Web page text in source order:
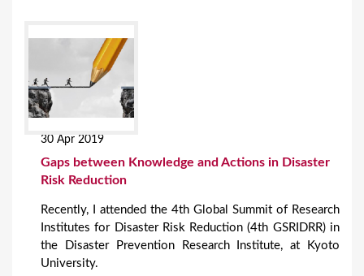
30 Apr 2019
Gaps between Knowledge and Actions in Disaster
Risk Reduction
Recently, I attended the 4th Global Summit of Research
Institutes for Disaster Risk Reduction (4th GSRIDRR) in
the Disaster Prevention Research Institute, at Kyoto
University.